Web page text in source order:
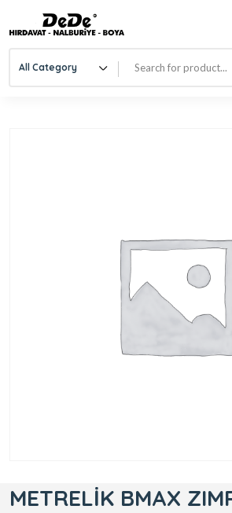
All Category
METRELİK BMAX